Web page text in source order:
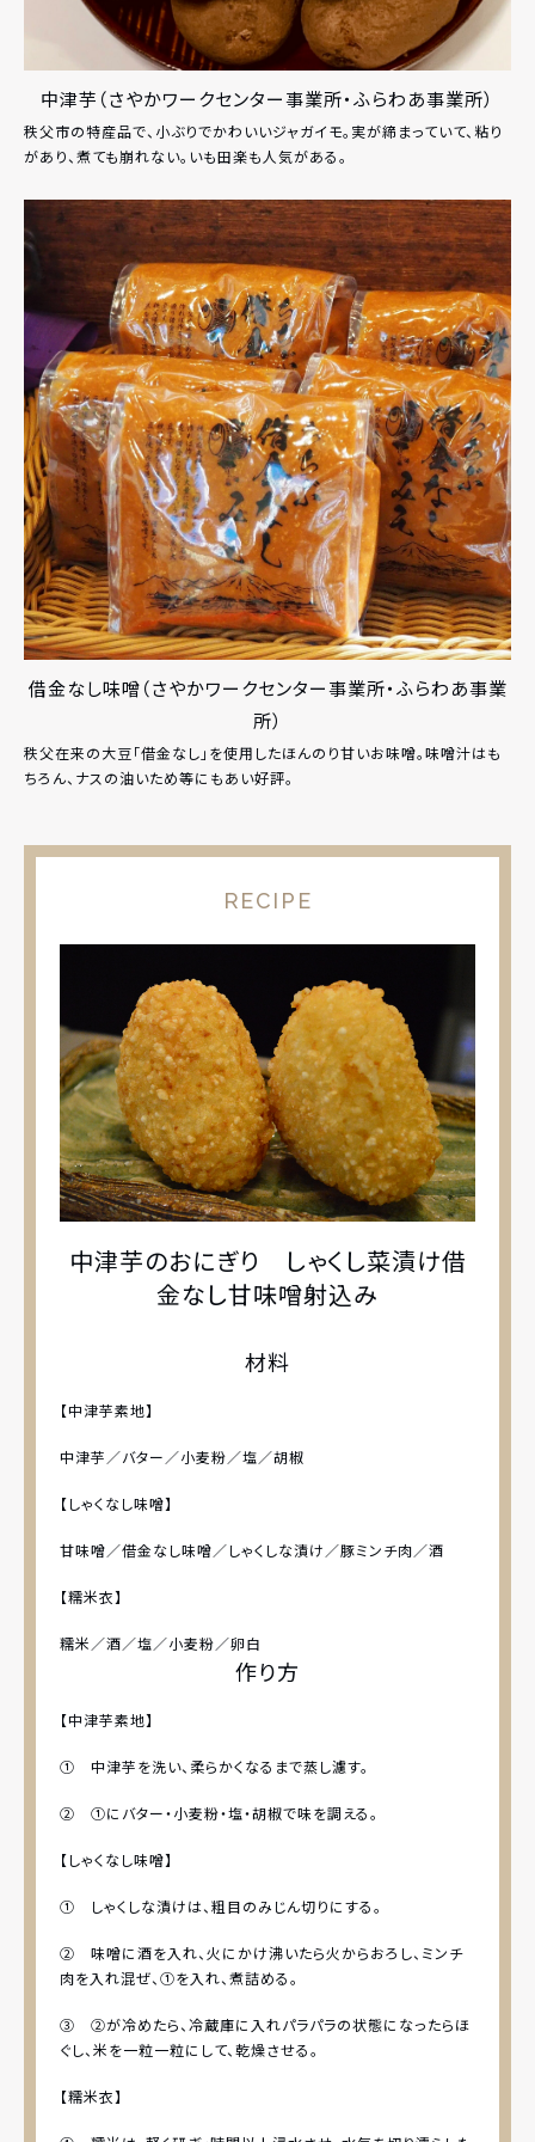
中津芋（さやかワークセンター事業所・ふらわあ事業所）
秩父市の特産品で、小ぶりでかわいいジャガイモ。実が締まっていて、粘り
があり、煮ても崩れない。いも田楽も人気がある。
借金なし味噌（さやかワークセンター事業所・ふらわあ事業
所）
秩父在来の大豆「借金なし」を使用したほんのり甘いお味噌。味噌汁はも
ちろん、ナスの油いため等にもあい好評。
RECIPE
中津芋のおにぎり しゃくし菜漬け借
金なし甘味噌射込み
材料
【中津芋素地】
中津芋／バター／小麦粉／塩／胡椒
【しゃくなし味噌】
甘味噌／借金なし味噌／しゃくしな漬け／豚ミンチ肉／酒
【糯米衣】
糯米／酒／塩／小麦粉／卵白
作り方
【中津芋素地】
① 中津芋を洗い、柔らかくなるまで蒸し濾す。
② ①にバター・小麦粉・塩・胡椒で味を調える。
【しゃくなし味噌】
① しゃくしな漬けは、粗目のみじん切りにする。
② 味噌に酒を入れ、火にかけ沸いたら火からおろし、ミンチ
肉を入れ混ぜ、①を入れ、煮詰める。
③ ②が冷めたら、冷蔵庫に入れパラパラの状態になったらほ
ぐし、米を一粒一粒にして、乾燥させる。
【糯米衣】